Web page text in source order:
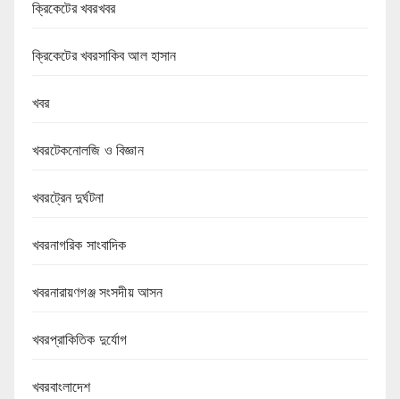
ক্রিকেটের খবরখবর
ক্রিকেটের খবরসাকিব আল হাসান
খবর
খবরটেকনোলজি ও বিজ্ঞান
খবরট্রেন দুর্ঘটনা
খবরনাগরিক সাংবাদিক
খবরনারায়ণগঞ্জ সংসদীয় আসন
খবরপ্রাকিতিক দুর্যোগ
খবরবাংলাদেশ